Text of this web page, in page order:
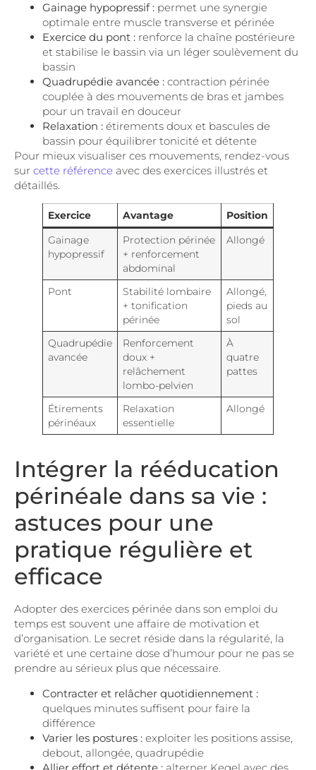
Gainage hypopressif : permet une synergie
optimale entre muscle transverse et périnée
Exercice du pont : renforce la chaîne postérieure
et stabilise le bassin via un léger soulèvement du
bassin
Quadrupédie avancée : contraction périnée
couplée à des mouvements de bras et jambes
pour un travail en douceur
Relaxation : étirements doux et bascules de
bassin pour équilibrer tonicité et détente
Pour mieux visualiser ces mouvements, rendez-vous
sur cette référence avec des exercices illustrés et
détaillés.
Exercice Avantage Position
Gainage
hypopressif
Protection périnée
+ renforcement
abdominal
Allongé
Pont
Stabilité lombaire
+ tonification
périnée
Allongé,
pieds au
sol
Quadrupédie
avancée
Renforcement
doux +
relâchement
lombo-pelvien
À
quatre
pattes
Étirements
périnéaux
Relaxation
essentielle
Allongé
Intégrer la rééducation
périnéale dans sa vie :
astuces pour une
pratique régulière et
efficace
Adopter des exercices périnée dans son emploi du
temps est souvent une affaire de motivation et
d’organisation. Le secret réside dans la régularité, la
variété et une certaine dose d’humour pour ne pas se
prendre au sérieux plus que nécessaire.
Contracter et relâcher quotidiennement :
quelques minutes suffisent pour faire la
différence
Varier les postures : exploiter les positions assise,
debout, allongée, quadrupédie